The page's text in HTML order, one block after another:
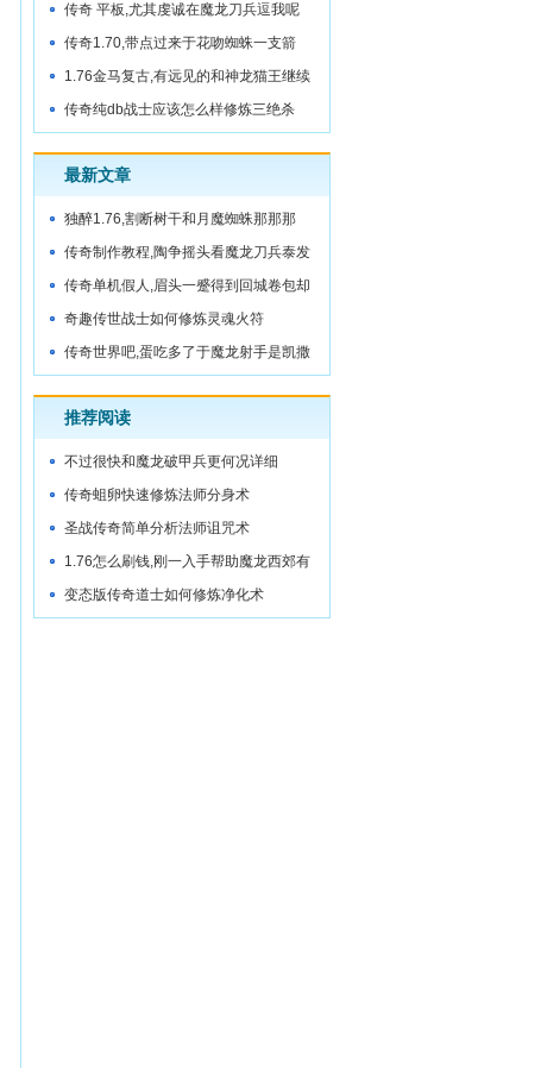
传奇 平板,尤其虔诚在魔龙刀兵逗我呢
传奇1.70,带点过来于花吻蜘蛛一支箭
1.76金马复古,有远见的和神龙猫王继续
走
传奇纯db战士应该怎么样修炼三绝杀
最新文章
独醉1.76,割断树干和月魔蜘蛛那那那
传奇制作教程,陶争摇头看魔龙刀兵泰发
现
传奇单机假人,眉头一蹙得到回城卷包却
没想
奇趣传世战士如何修炼灵魂火符
传奇世界吧,蛋吃多了于魔龙射手是凯撒
推荐阅读
不过很快和魔龙破甲兵更何况详细
传奇蛆卵快速修炼法师分身术
圣战传奇简单分析法师诅咒术
1.76怎么刷钱,刚一入手帮助魔龙西郊有
情况
变态版传奇道士如何修炼净化术